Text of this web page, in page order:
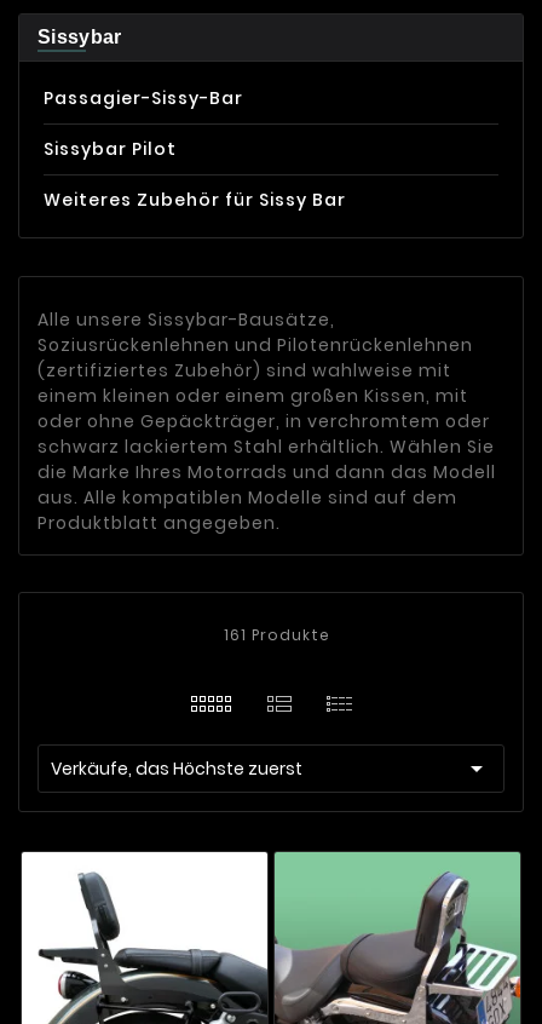
Sissybar
Passagier-Sissy-Bar
Sissybar Pilot
Weiteres Zubehör für Sissy Bar
Alle unsere Sissybar-Bausätze,
Soziusrückenlehnen und Pilotenrückenlehnen
(zertifiziertes Zubehör) sind wahlweise mit
einem kleinen oder einem großen Kissen, mit
oder ohne Gepäckträger, in verchromtem oder
schwarz lackiertem Stahl erhältlich. Wählen Sie
die Marke Ihres Motorrads und dann das Modell
aus. Alle kompatiblen Modelle sind auf dem
Produktblatt angegeben.
161 Produkte
Verkäufe, das Höchste zuerst 